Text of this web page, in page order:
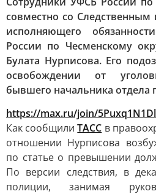
совместно со
исполняющего
России по Чесменскому
Булата Нурписова. Его
освобождении от
бывшего начальника отдела
https://max.ru/join/
Как сообщилиТАСС в
отношении Нурписова
по статье о превышении
По версии следствия, в
полиции, занимая